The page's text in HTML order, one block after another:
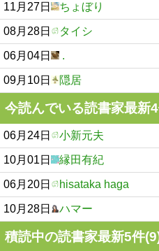
11月27日 ちょぼり
08月28日 タイシ
06月04日 .
09月10日 隠居
今読んでいる読書家最新
06月24日 小新元夫
10月01日 縁田有紀
06月20日 hisataka haga
10月28日 ハマー
積読中の読書家最新5件